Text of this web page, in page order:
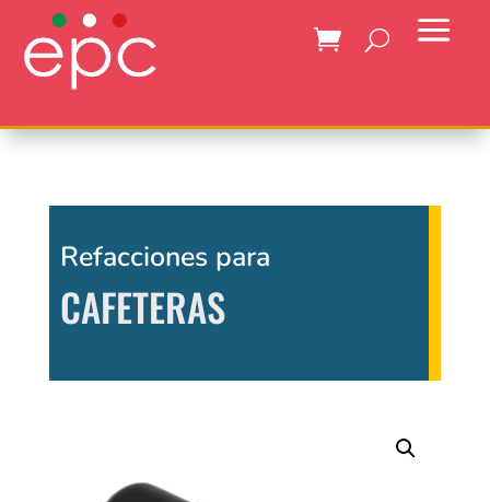
Refacciones para
CAFETERAS